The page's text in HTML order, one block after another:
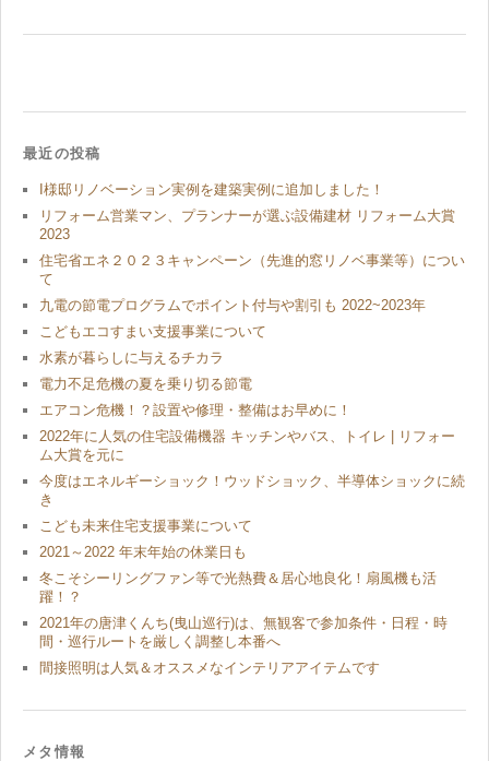
最近の投稿
I様邸リノベーション実例を建築実例に追加しました！
リフォーム営業マン、プランナーが選ぶ設備建材 リフォーム大賞
2023
住宅省エネ２０２３キャンペーン（先進的窓リノベ事業等）につい
て
九電の節電プログラムでポイント付与や割引も 2022~2023年
こどもエコすまい支援事業について
水素が暮らしに与えるチカラ
電力不足危機の夏を乗り切る節電
エアコン危機！？設置や修理・整備はお早めに！
2022年に人気の住宅設備機器 キッチンやバス、トイレ | リフォー
ム大賞を元に
今度はエネルギーショック！ウッドショック、半導体ショックに続
き
こども未来住宅支援事業について
2021～2022 年末年始の休業日も
冬こそシーリングファン等で光熱費＆居心地良化！扇風機も活
躍！？
2021年の唐津くんち(曳山巡行)は、無観客で参加条件・日程・時
間・巡行ルートを厳しく調整し本番へ
間接照明は人気＆オススメなインテリアアイテムです
メタ情報